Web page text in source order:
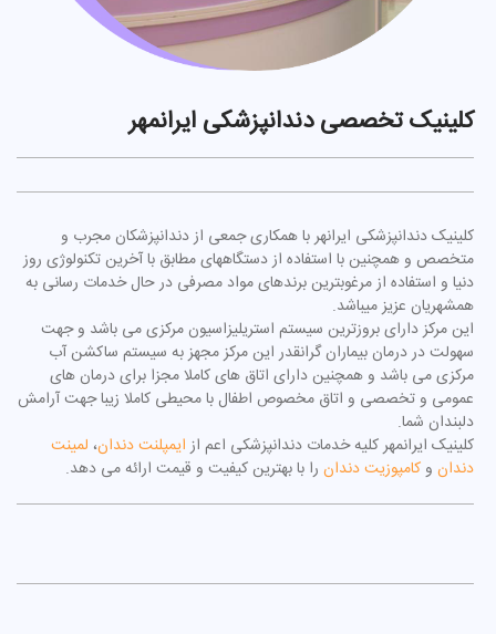
کلینیک تخصصی دندانپزشکی ایرانمهر
کلینیک دندانپزشکی ایرانهر با همکاری جمعی از دندانپزشکان مجرب و
متخصص و همچنین با استفاده از دستگاههای مطابق با آخرین تکنولوژی روز
دنیا و استفاده از مرغوبترین برندهای مواد مصرفی در حال خدمات رسانی به
همشهریان عزیز میباشد.
این مرکز دارای بروزترین سیستم استریلیزاسیون مرکزی می باشد و جهت
سهولت در درمان بیماران گرانقدر این مرکز مجهز به سیستم ساکشن آب
مرکزی می باشد و همچنین دارای اتاق های کاملا مجزا برای درمان های
عمومی و تخصصی و اتاق مخصوص اطفال با محیطی کاملا زیبا جهت آرامش
دلبندان شما.
کلینیک ایرانمهر کلیه خدمات دندانپزشکی اعم از ایمپلنت دندان، لمینت
دندان و کامپوزیت دندان را با بهترین کیفیت و قیمت ارائه می دهد.